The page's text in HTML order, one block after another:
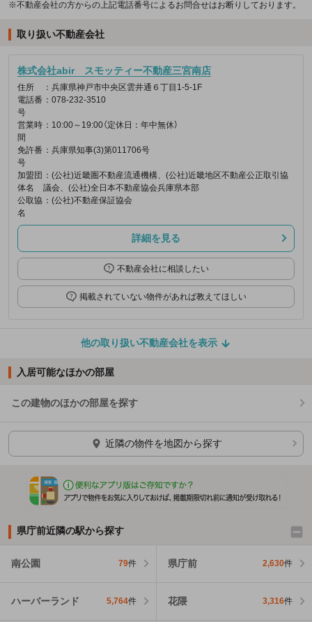
※不動産会社の方からの上記電話番号によるお問合せはお断りしております。
取り扱い不動産会社
株式会社abir スモッティー不動産三宮南店
住所
：兵庫県神戸市中央区雲井通６丁目1-5-1F
電話番
号
：078-232-3510
営業時
間
：10:00～19:00（定休日：年中無休）
免許番
号
：兵庫県知事(3)第011706号
加盟団
体名
：(公社)近畿圏不動産流通機構、(公社)近畿地区不動産公正取引協
議会、(公社)全日本不動産協会兵庫県本部
公取協
名
：(公社)不動産保証協会
詳細を見る
不動産会社に相談したい
掲載されていない物件があれば教えてほしい
他の取り扱い不動産会社を表示
入居可能なほかの部屋
この建物のほかの部屋を探す
ほかの部屋を検索中…
近隣の物件を地図から探す
県庁前近隣の駅から探す
南公園 79件 県庁前 2,630件
ハーバーランド 5,764件 花隈 3,316件